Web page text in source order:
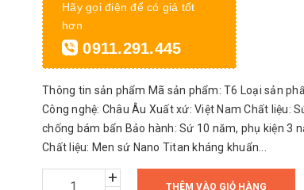
Hãy gọi điện để có giá tốt
hơn
0911.291.445
Thông tin sản phẩm Mã sản phẩm: T6 Loại sản
Công nghệ: Châu Âu Xuất xứ: Việt Nam Chất liệu:
chống bám bẩn Bảo hành: Sứ 10 năm, phụ kiện 3
Chất liệu: Men sứ Nano Titan kháng khuẩn...
+
THÊM VÀO GIỎ HÀNG